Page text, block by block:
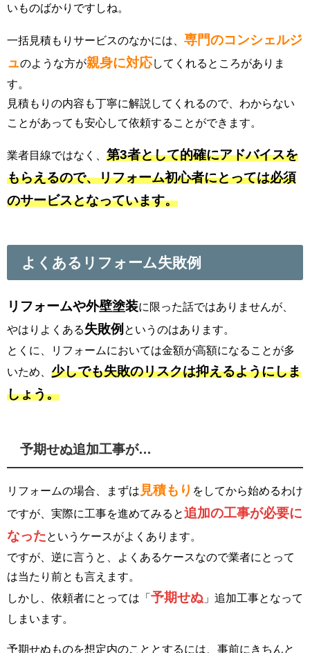
いものばかりですしね。
一括見積もりサービスのなかには、 専門のコンシェルジ
ュのような方が親身に対応してくれるところがありま
す。
見積もりの内容も丁寧に解説してくれるので、わからない
ことがあっても安心して依頼することができます。
業者目線ではなく、 第3者として的確にアドバイスを
もらえるので、リフォーム初心者にとっては必須
のサービスとなっています。
よくあるリフォーム失敗例
リフォームや外壁塗装に限った話ではありませんが、
やはりよくある失敗例 というのはあります。
とくに、リフォームにおいては金額が高額になることが多
いため、 少しでも失敗のリスクは抑えるようにしま
しょう。
予期せぬ追加工事が…
リフォームの場合、まずは 見積もり をしてから始めるわけ
ですが、実際に工事を進めてみると追加の工事が必要に
なった というケースがよくあります。
ですが、逆に言うと、よくあるケースなので業者にとって
は当たり前とも言えます。
しかし、依頼者にとっては「 予期せぬ 」追加工事となって
しまいます。
予期せぬものを想定内のこととするには、事前にきちんと